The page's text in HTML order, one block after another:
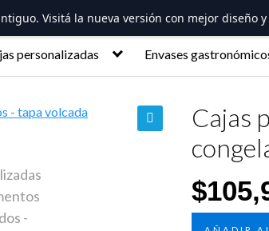
personalizadas Envases
Cajas
$
Visitá la nueva versión con mejor diseño